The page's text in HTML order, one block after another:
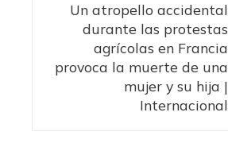
Un atropello accidental
durante las protestas
agrícolas en Francia
provoca la muerte de una
mujer y su hija |
Internacional